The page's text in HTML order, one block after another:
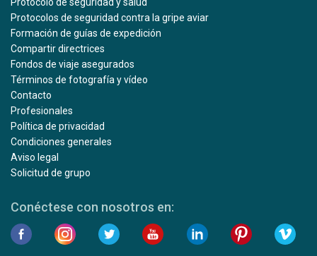
Protocolo de seguridad y salud
Protocolos de seguridad contra la gripe aviar
Formación de guías de expedición
Compartir directrices
Fondos de viaje asegurados
Términos de fotografía y vídeo
Contacto
Profesionales
Política de privacidad
Condiciones generales
Aviso legal
Solicitud de grupo
Conéctese con nosotros en: